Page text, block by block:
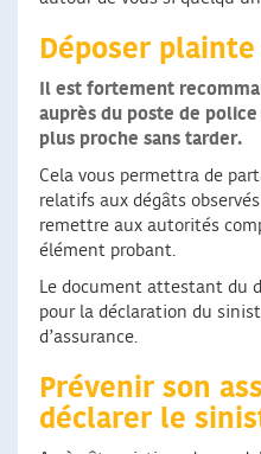
Déposer
Il est fortement
auprès du poste de
plus proche sans tarder.
Cela vous permettra de
relatifs aux dégâts
remettre aux autorités
élément probant.
Le document attestant du
pour la déclaration du
d’assurance.
Prévenir son
déclarer le